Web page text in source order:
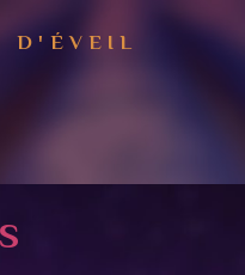
D'ÉVEIL